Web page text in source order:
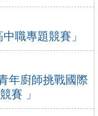
職專題競賽」
年廚師挑戰國際
賽 」